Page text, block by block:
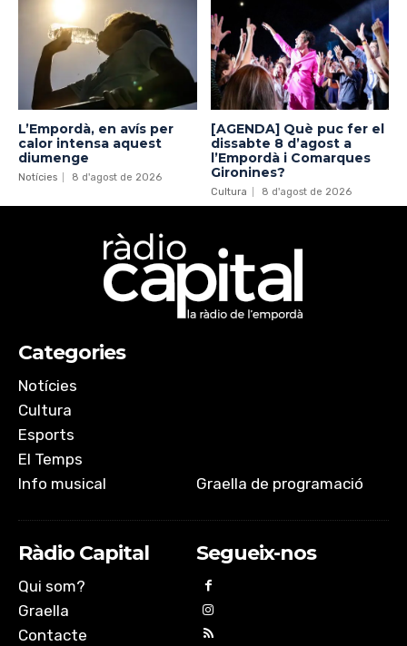
L’Empordà, en avís per
calor intensa aquest
diumenge
Notícies 8 d'agost de 2026
[AGENDA] Què puc fer el
dissabte 8 d’agost a
l’Empordà i Comarques
Gironines?
Cultura 8 d'agost de 2026
Categories
Notícies
Cultura
Esports
El Temps
Info musical
Graella de programació
Ràdio Capital
Qui som?
Graella
Contacte
Segueix-nos